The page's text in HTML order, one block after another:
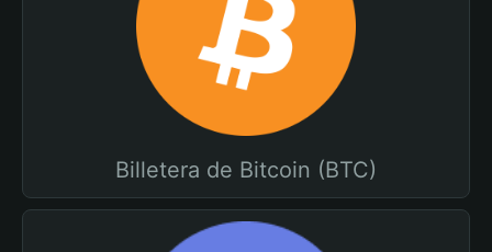
Billetera de Bitcoin (BTC)